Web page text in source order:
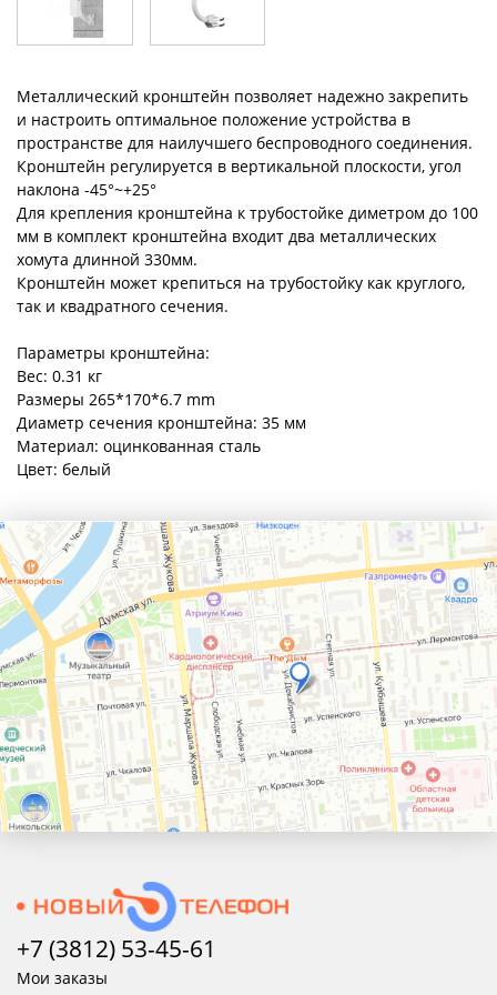
Металлический кронштейн позволяет надежно закрепить
и настроить оптимальное положение устройства в
пространстве для наилучшего беспроводного соединения.
Кронштейн регулируется в вертикальной плоскости, угол
наклона -45°~+25°
Для крепления кронштейна к трубостойке диметром до 100
мм в комплект кронштейна входит два металлических
хомута длинной 330мм.
Кронштейн может крепиться на трубостойку как круглого,
так и квадратного сечения.
Параметры кронштейна:
Вес: 0.31 кг
Размеры 265*170*6.7 mm
Диаметр сечения кронштейна: 35 мм
Материал: оцинкованная сталь
Цвет: белый
+7 (3812) 53-45-61
Мои заказы